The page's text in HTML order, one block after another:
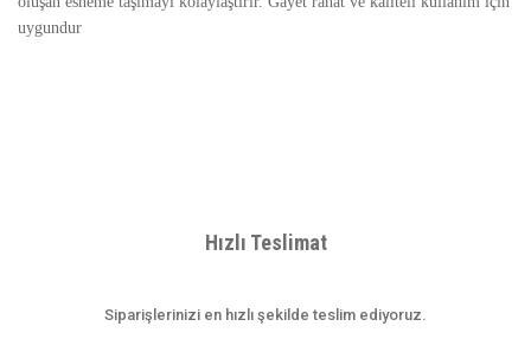
uygundur
Yorum Yaz
Ürün açıklamasında eksik bilgiler bulunuyor.
Hızlı Teslimat
Siparişlerinizi en hızlı şekilde teslim ediyoruz.